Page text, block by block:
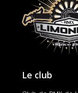
Le club